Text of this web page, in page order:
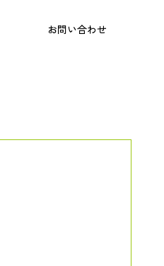
お問い合わせ